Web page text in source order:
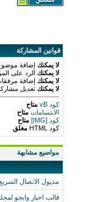
قوانين المشاركة
لا يمكنك إضافة
لا يمكنك الرد على
لا يمكنك إضافة
لا يمكنك تعديل
كود vB
متاح
الابتسامات متاح
كود [IMG]
متاح
كود HTML
مغلق
مواضيع مشابهة
مديول الاتصال
قالب اخبار وابجو